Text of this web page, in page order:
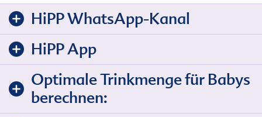
HiPP WhatsApp-Kanal
HiPP App
Optimale Trinkmenge für Babys
berechnen: